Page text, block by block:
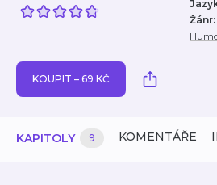
Žánr:
KOUPIT – 69 KČ
KAPITOLY 9 KOMENTÁŘE